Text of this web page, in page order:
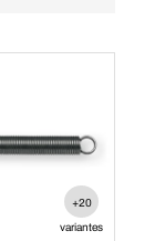
+20
variantes